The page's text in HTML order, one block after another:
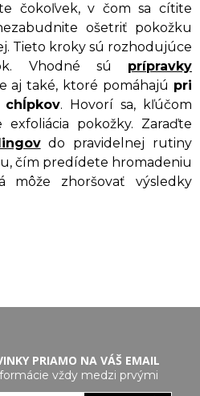
čokoľvek, v čom sa cítite
ošetriť pokožku
Tieto kroky sú rozhodujúce
Vhodné sú prípravky
aj také, ktoré pomáhajú pri
chĺpkov. Hovorí sa, kľúčom
pokožky. Zaraďte
do pravidelnej rutiny
čím predídete hromadeniu
môže zhoršovať výsledky
PRIAMO NA VÁŠ EMAIL
vždy medzi prvými